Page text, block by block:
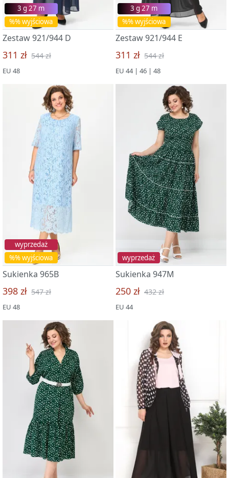
%% wyjściowa
3 g 27 m
Zestaw 921/944 D
311 zł 544 zł
EU 48
%% wyjściowa
3 g 27 m
Zestaw 921/944 E
311 zł 544 zł
EU 44 | 46 | 48
%% wyjściowa
wyprzedaż
Sukienka 965B
398 zł 547 zł
EU 48
wyprzedaż
Sukienka 947M
250 zł 432 zł
EU 44